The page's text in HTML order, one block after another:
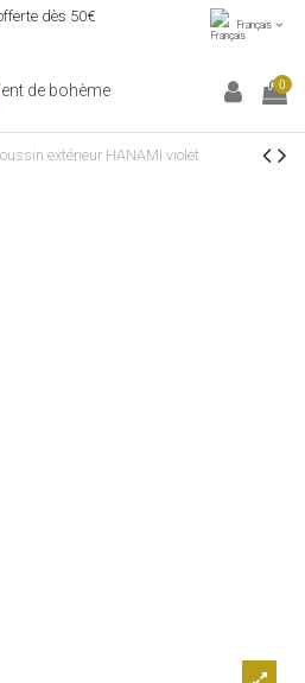
dès 50€
Français
0
extérieur HANAMI violet